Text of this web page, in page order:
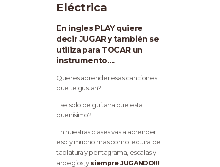
Eléctrica
En ingles PLAY quiere
decir JUGAR y también se
utiliza para TOCAR un
instrumento….
Queres aprender esas canciones
que te gustan?
Ese solo de guitarra que esta
buenísimo?
En nuestras clases vas a aprender
eso y mucho mas como lectura de
tablatura y pentagrama, escalas y
arpegios, ysiempre JUGANDO!!!